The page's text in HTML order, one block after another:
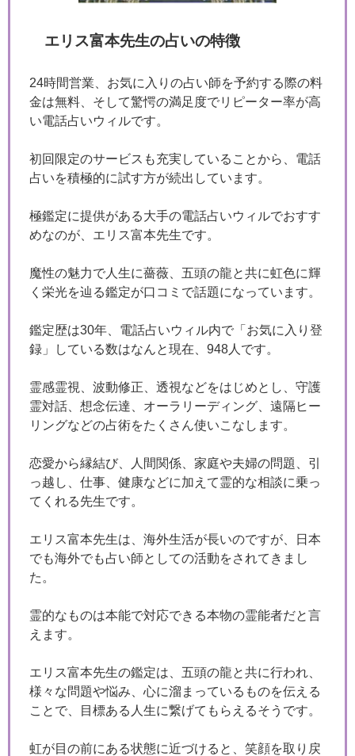
エリス富本先生の占いの特徴
24時間営業、お気に入りの占い師を予約する際の料
金は無料、そして驚愕の満足度でリピーター率が高
い電話占いウィルです。
初回限定のサービスも充実していることから、電話
占いを積極的に試す方が続出しています。
極鑑定に提供がある大手の電話占いウィルでおすす
めなのが、エリス富本先生です。
魔性の魅力で人生に薔薇、五頭の龍と共に虹色に輝
く栄光を辿る鑑定が口コミで話題になっています。
鑑定歴は30年、電話占いウィル内で「お気に入り登
録」している数はなんと現在、948人です。
霊感霊視、波動修正、透視などをはじめとし、守護
霊対話、想念伝達、オーラリーディング、遠隔ヒー
リングなどの占術をたくさん使いこなします。
恋愛から縁結び、人間関係、家庭や夫婦の問題、引
っ越し、仕事、健康などに加えて霊的な相談に乗っ
てくれる先生です。
エリス富本先生は、海外生活が長いのですが、日本
でも海外でも占い師としての活動をされてきまし
た。
霊的なものは本能で対応できる本物の霊能者だと言
えます。
エリス富本先生の鑑定は、五頭の龍と共に行われ、
様々な問題や悩み、心に溜まっているものを伝える
ことで、目標ある人生に繋げてもらえるそうです。
虹が目の前にある状態に近づけると、笑顔を取り戻